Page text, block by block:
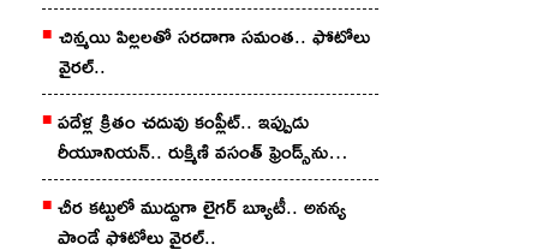
చిన్మ‌యి పిల్ల‌ల‌తో స‌ర‌దాగా సమంత‌.. ఫోటోలు
వైర‌ల్..
ప‌దేళ్ల క్రితం చ‌దువు కంప్లీట్.. ఇప్పుడు
రీయూనియన్.. రుక్మిణి వసంత్ ఫ్రెండ్స్‌ను
చూశారా?
చీర క‌ట్టులో ముద్దుగా లైగ‌ర్ బ్యూటీ.. అన‌న్య
పాండే ఫోటోలు వైర‌ల్..